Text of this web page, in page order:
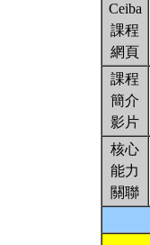
Ceiba
課程
網頁
課程
簡介
影片
核心
能力
關聯